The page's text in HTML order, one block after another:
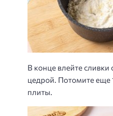
В конце влейте
цедрой. Потомите еще
плиты.